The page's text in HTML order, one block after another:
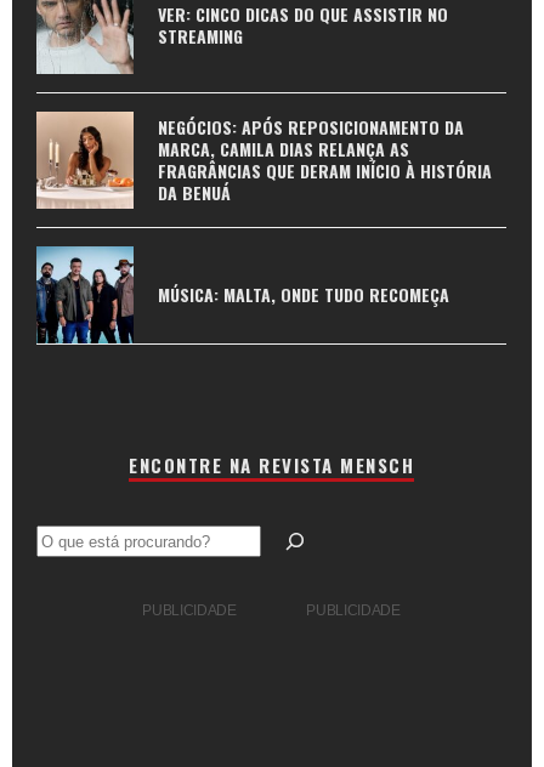
VER: CINCO DICAS DO QUE ASSISTIR NO
STREAMING
NEGÓCIOS: APÓS REPOSICIONAMENTO DA
MARCA, CAMILA DIAS RELANÇA AS
FRAGRÂNCIAS QUE DERAM INÍCIO À HISTÓRIA
DA BENUÁ
MÚSICA: MALTA, ONDE TUDO RECOMEÇA
ENCONTRE NA REVISTA MENSCH
Pesquisar
PUBLICIDADE PUBLICIDADE